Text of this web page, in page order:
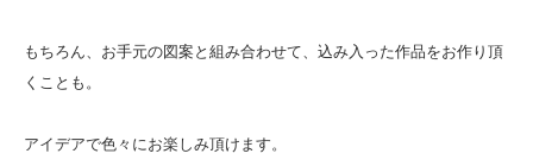
もちろん、お手元の図案と組み合わせて、込み入った作品をお作り頂
くことも。
アイデアで色々にお楽しみ頂けます。